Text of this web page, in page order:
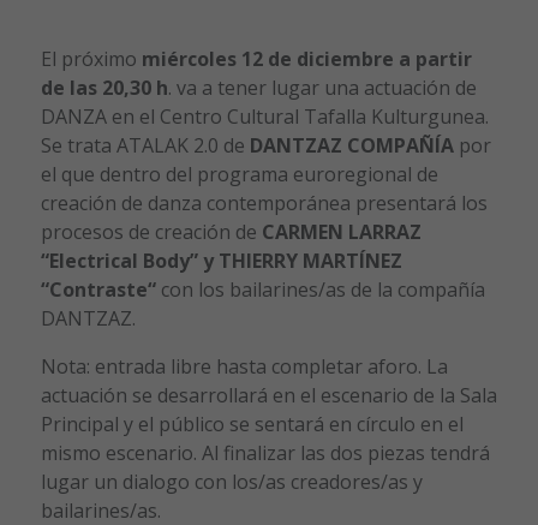
El próximo miércoles 12 de diciembre a partir
de las 20,30 h. va a tener lugar una actuación de
DANZA en el Centro Cultural Tafalla Kulturgunea.
Se trata ATALAK 2.0 de DANTZAZ COMPAÑÍApor
el que dentro del programa euroregional de
creación de danza contemporánea presentará los
procesos de creación de CARMEN LARRAZ
“Electrical Body” y THIERRY MARTÍNEZ
“Contraste“con los bailarines/as de la compañía
DANTZAZ.
Nota: entrada libre hasta completar aforo. La
actuación se desarrollará en el escenario de la Sala
Principal y el público se sentará en círculo en el
mismo escenario. Al finalizar las dos piezas tendrá
lugar un dialogo con los/as creadores/as y
bailarines/as.